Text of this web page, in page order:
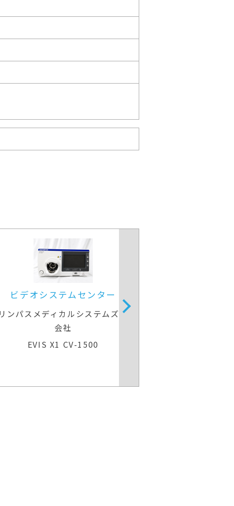
ビデオシステムセンター
ンパスメディカルシステムズ株式
会社
EVIS X1 CV-1500